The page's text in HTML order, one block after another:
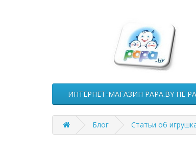
ИНТЕРНЕТ-МАГАЗИН PAPA.BY НЕ
Блог Статьи об